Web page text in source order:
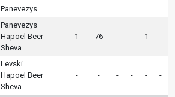
Panevezys
Panevezys
Hapoel Beer
Sheva
1 76 - - 1 -
Levski
Hapoel Beer
Sheva
- - - - - -